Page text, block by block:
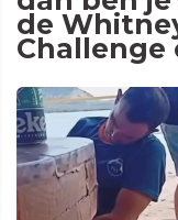
de
Challenge